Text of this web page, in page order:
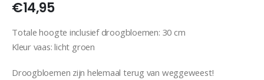
€14,95
Totale hoogte inclusief droogbloemen: 30 cm
Kleur vaas: licht groen
Droogbloemen zijn helemaal terug van weggeweest!